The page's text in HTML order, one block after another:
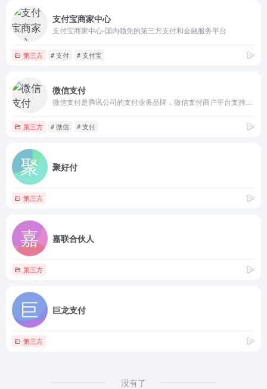
支付宝商家中心
支付宝商家中心-国内领先的第三方支付和金融服务平台
第三方 # 支付 # 支付宝
微信支付
第三方 # 微信 # 支付
聚好付
第三方
嘉联合伙人
第三方
巨龙支付
第三方
没有了